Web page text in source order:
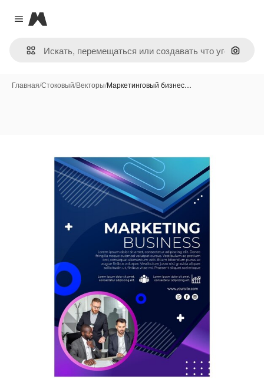
Close menu
Magnific
Поиск
Главная/Стоковый/Векторы/Маркетинговый бизнес…